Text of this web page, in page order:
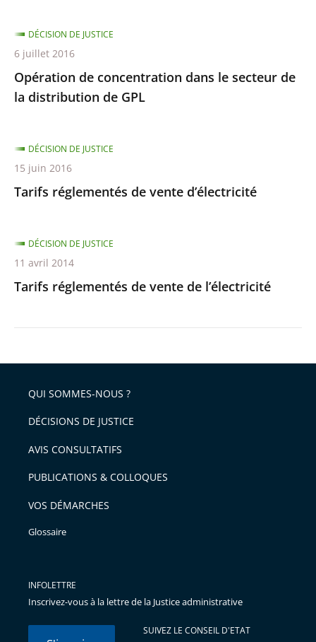
Opération de concentration dans le secteur de
la distribution de GPL
DÉCISION DE JUSTICE
6 juillet 2016
Tarifs réglementés de vente d’électricité
DÉCISION DE JUSTICE
15 juin 2016
Tarifs réglementés de vente de l’électricité
DÉCISION DE JUSTICE
11 avril 2014
QUI SOMMES-NOUS ?
DÉCISIONS DE JUSTICE
AVIS CONSULTATIFS
PUBLICATIONS & COLLOQUES
VOS DÉMARCHES
Glossaire
INFOLETTRE
Inscrivez-vous à la lettre de la Justice administrative
SUIVEZ LE CONSEIL D'ETAT